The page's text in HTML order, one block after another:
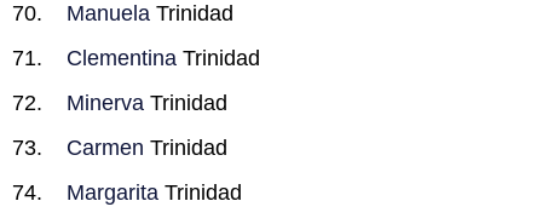
Manuela Trinidad
Clementina Trinidad
Minerva Trinidad
Carmen Trinidad
Margarita Trinidad